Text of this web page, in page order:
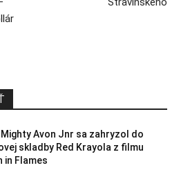
Avon Jnr sa zahryzol do
skladby Red Krayola z filmu
in Flames